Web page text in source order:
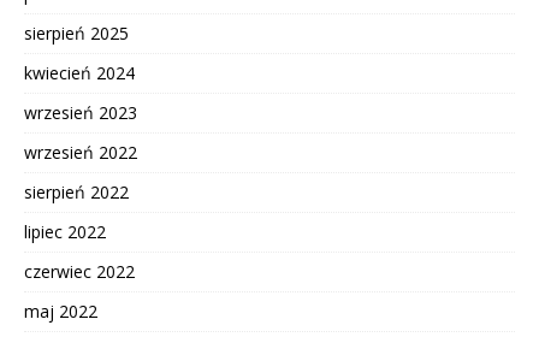
sierpień 2025
kwiecień 2024
wrzesień 2023
wrzesień 2022
sierpień 2022
lipiec 2022
czerwiec 2022
maj 2022